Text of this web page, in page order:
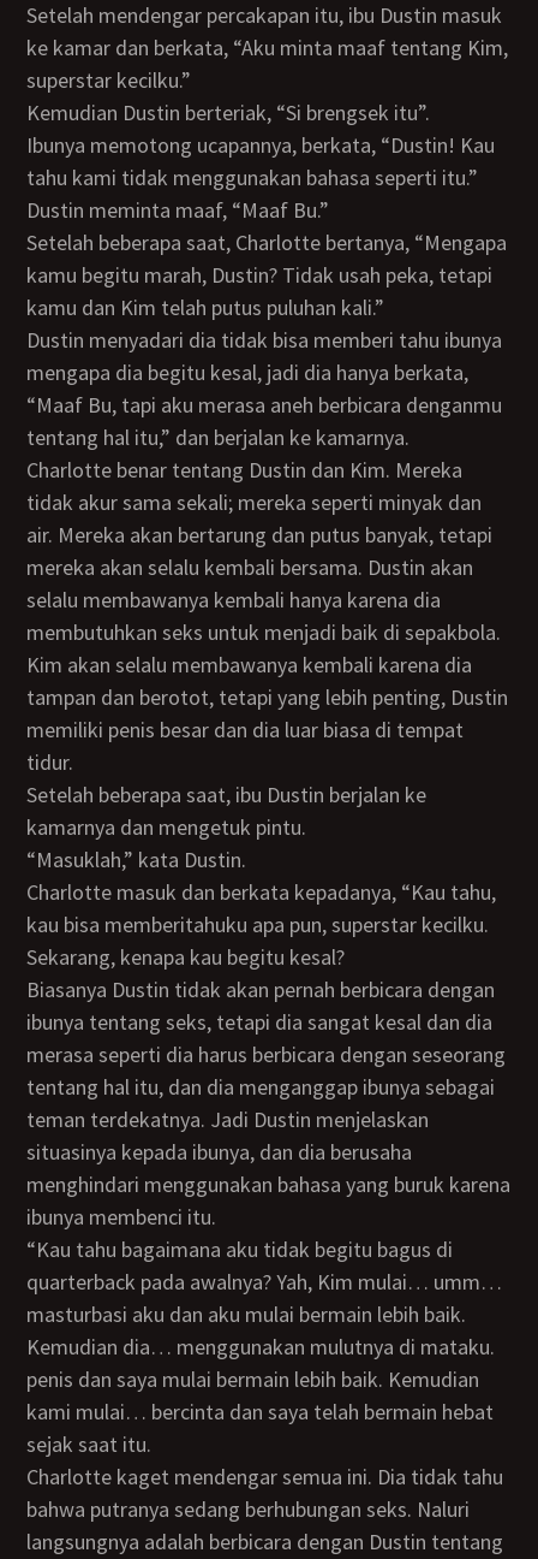
Setelah mendengar percakapan itu, ibu Dustin masuk
ke kamar dan berkata, “Aku minta maaf tentang Kim,
superstar kecilku.”
Kemudian Dustin berteriak, “Si brengsek itu”.
Ibunya memotong ucapannya, berkata, “Dustin! Kau
tahu kami tidak menggunakan bahasa seperti itu.”
Dustin meminta maaf, “Maaf Bu.”
Setelah beberapa saat, Charlotte bertanya, “Mengapa
kamu begitu marah, Dustin? Tidak usah peka, tetapi
kamu dan Kim telah putus puluhan kali.”
Dustin menyadari dia tidak bisa memberi tahu ibunya
mengapa dia begitu kesal, jadi dia hanya berkata,
“Maaf Bu, tapi aku merasa aneh berbicara denganmu
tentang hal itu,” dan berjalan ke kamarnya.
Charlotte benar tentang Dustin dan Kim. Mereka
tidak akur sama sekali; mereka seperti minyak dan
air. Mereka akan bertarung dan putus banyak, tetapi
mereka akan selalu kembali bersama. Dustin akan
selalu membawanya kembali hanya karena dia
membutuhkan seks untuk menjadi baik di sepakbola.
Kim akan selalu membawanya kembali karena dia
tampan dan berotot, tetapi yang lebih penting, Dustin
memiliki penis besar dan dia luar biasa di tempat
tidur.
Setelah beberapa saat, ibu Dustin berjalan ke
kamarnya dan mengetuk pintu.
“Masuklah,” kata Dustin.
Charlotte masuk dan berkata kepadanya, “Kau tahu,
kau bisa memberitahuku apa pun, superstar kecilku.
Sekarang, kenapa kau begitu kesal?
Biasanya Dustin tidak akan pernah berbicara dengan
ibunya tentang seks, tetapi dia sangat kesal dan dia
merasa seperti dia harus berbicara dengan seseorang
tentang hal itu, dan dia menganggap ibunya sebagai
teman terdekatnya. Jadi Dustin menjelaskan
situasinya kepada ibunya, dan dia berusaha
menghindari menggunakan bahasa yang buruk karena
ibunya membenci itu.
“Kau tahu bagaimana aku tidak begitu bagus di
quarterback pada awalnya? Yah, Kim mulai… umm…
masturbasi aku dan aku mulai bermain lebih baik.
Kemudian dia… menggunakan mulutnya di mataku.
penis dan saya mulai bermain lebih baik. Kemudian
kami mulai… bercinta dan saya telah bermain hebat
sejak saat itu.
Charlotte kaget mendengar semua ini. Dia tidak tahu
bahwa putranya sedang berhubungan seks. Naluri
langsungnya adalah berbicara dengan Dustin tentang